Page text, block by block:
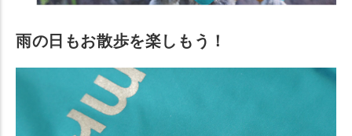
雨の日もお散歩を楽しもう！